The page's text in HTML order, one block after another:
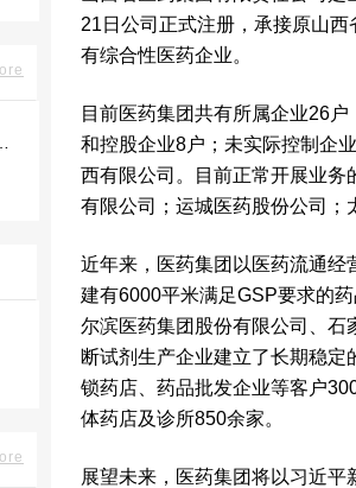
21日公司正式注册，承接原山
有综合性医药企业。
目前医药集团共有所属企业26
和控股企业8户；未实际控制企
西有限公司。目前正常开展业务
有限公司；运城医药股份公司；
近年来，医药集团以医药流通经
建有6000平米满足GSP要求的
尔滨医药集团股份有限公司、
断试剂生产企业建立了长期稳
锁药店、药品批发企业等客户
体药店及诊所850余家。
展望未来，医药集团将以习近